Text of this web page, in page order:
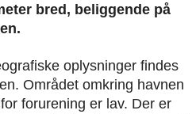
bred, beliggende på
oplysninger findes
Området omkring havnen
forurening er lav. Der er